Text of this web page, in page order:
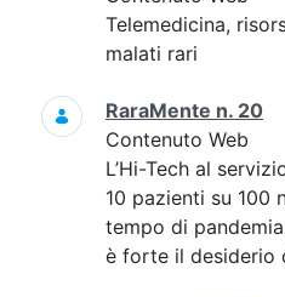
Telemedicina,
malati rari
RaraMente n. 20
Contenuto Web
L’Hi-Tech al
10 pazienti su 100
tempo di
è forte il desiderio